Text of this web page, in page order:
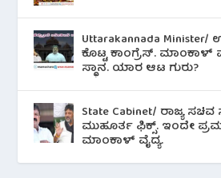
Uttarakannada Minister/
ಕೊಟ್ಟ ಕಾಂಗ್ರೆಸ್. ಮಾಂಕಾಳ್
ಸ್ಥಾನ. ಯಾರ ಆಟ ಗುರು?
State Cabinet/ ರಾಜ್ಯ
ಮುಹೂರ್ತ ಫಿಕ್ಸ್. ಇಂದೇ
ಮಾಂಕಾಳ್ ವೈದ್ಯ.